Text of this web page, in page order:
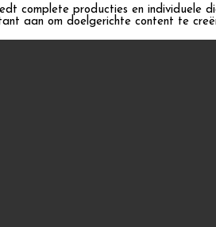
complete producties en individuele
aan om doelgerichte content te